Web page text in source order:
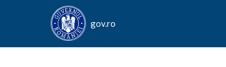
gov.ro